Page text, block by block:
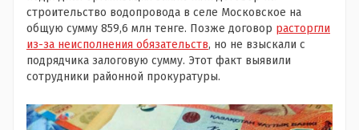
строительство водопровода в селе Московское на
общую сумму 859,6 млн тенге. Позже договор расторгли
из-за неисполнения обязательств, но не взыскали с
подрядчика залоговую сумму. Этот факт выявили
сотрудники районной прокуратуры.